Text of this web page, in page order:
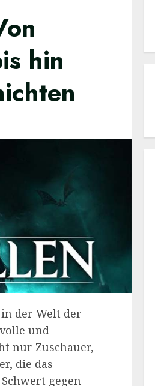
hin
der Welt der
und
nur Zuschauer,
die das
gegen